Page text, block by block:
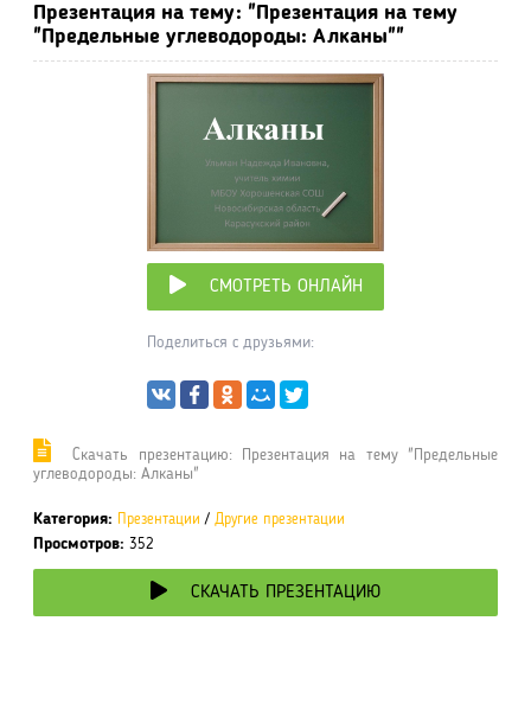
Презентация на тему: "Презентация на тему
"Предельные углеводороды: Алканы""
СМОТРЕТЬ ОНЛАЙН
Поделиться с друзьями:
Cкачать презентацию: Презентация на тему "Предельные
углеводороды: Алканы"
Категория: Презентации / Другие презентации
Просмотров: 352
СКАЧАТЬ ПРЕЗЕНТАЦИЮ